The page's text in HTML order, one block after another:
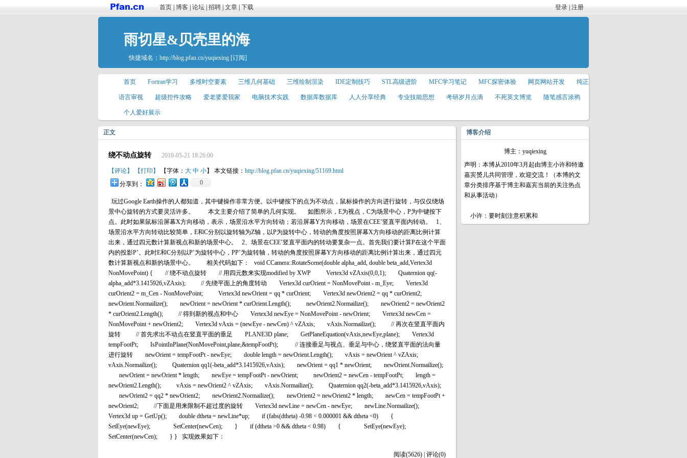
登录 注册
首页 博客 论坛 招聘 文章 下载
雨切星&贝壳里的海
快捷域名： http://blog.pfan.cn/yuqiexing [订阅]
首页 Fortran学习 多维时空要素 三维几何基础 三维绘制渲染 IDE定制技巧 STL高级进阶 MFC学习笔记 MFC探密体验 网页网站开发 纯正
语言审视 超级控件攻略 爱老婆爱我家 电脑技术实践 数据库数据库 人人分享经典 专业技能思想 考研岁月点滴 不死英文博览 随笔感言涂鸦
个人爱好展示
博客介绍
博主：yuqiexing
声明：本博从2010年3月起由博主小许和特邀
嘉宾赟儿共同管理，欢迎交流！（本博的文
章分类排序基于博主和嘉宾当前的关注热点
和从事活动）
小许：要时刻注意积累和
正文
绕不动点旋转 2010-05-21 18:26:00
【评论】 【打印】 【字体： 大 中 小】 本文链接： http://blog.pfan.cn/yuqiexing/51169.html
分享到：
0
玩过Google Earth操作的人都知道，其中键操作非常方便。以中键按下的点为不动点，鼠标操作的方向进行旋转，与仅仅绕场
景中心旋转的方式要灵活许多。 本文主要介绍了简单的几何实现。 如图所示，E为视点，C为场景中心，P为中键按下
点。此时如果鼠标沿屏幕X方向移动，表示，场景沿水平方向转动；若沿屏幕Y方向移动，场景在CEE’竖直平面内转动。 1、
场景沿水平方向转动比较简单，E和C分别以旋转轴为Z轴，以P为旋转中心，转动的角度按照屏幕X方向移动的距离比例计算
出来，通过四元数计算新视点和新的场景中心。 2、场景在CEE’竖直平面内的转动要复杂一点。首先我们要计算P在这个平面
内的投影P’。此时E和C分别以P’为旋转中心，PP’为旋转轴，转动的角度按照屏幕Y方向移动的距离比例计算出来，通过四元
数计算新视点和新的场景中心。 相关代码如下： void CCamera::RotateScene(double alpha_add, double beta_add,Vertex3d
NonMovePoint) { // 绕不动点旋转 // 用四元数来实现modified by XWP Vertex3d vZAxis(0,0,1); Quaternion qq(-
alpha_add*3.1415926,vZAxis); // 先绕平面上的角度转动 Vertex3d curOrient = NonMovePoint - m_Eye; Vertex3d
curOrient2 = m_Cen - NonMovePoint; Vertex3d newOrient = qq * curOrient; Vertex3d newOrient2 = qq * curOrient2;
newOrient.Normailize(); newOrient = newOrient * curOrient.Length(); newOrient2.Normailize(); newOrient2 = newOrient2
* curOrient2.Length(); // 得到新的视点和中心 Vertex3d newEye = NonMovePoint - newOrient; Vertex3d newCen =
NonMovePoint + newOrient2; Vertex3d vAxis = (newEye - newCen) ^ vZAxis; vAxis.Normailize(); // 再次在竖直平面内
旋转 // 首先求出不动点在竖直平面的垂足 PLANE3D plane; GetPlaneEquation(vAxis,newEye,plane); Vertex3d
tempFootPt; IsPointInPlane(NonMovePoint,plane,&tempFootPt); // 连接垂足与视点、垂足与中心，绕竖直平面的法向量
进行旋转 newOrient = tempFootPt - newEye; double length = newOrient.Length(); vAxis = newOrient ^ vZAxis;
vAxis.Normailize(); Quaternion qq1(-beta_add*3.1415926,vAxis); newOrient = qq1 * newOrient; newOrient.Normailize();
newOrient = newOrient * length; newEye = tempFootPt - newOrient; newOrient2 = newCen - tempFootPt; length =
newOrient2.Length(); vAxis = newOrient2 ^ vZAxis; vAxis.Normailize(); Quaternion qq2(-beta_add*3.1415926,vAxis);
newOrient2 = qq2 * newOrient2; newOrient2.Normailize(); newOrient2 = newOrient2 * length; newCen = tempFootPt +
newOrient2; //下面是用来限制不超过度的旋转 Vertex3d newLine = newCen - newEye; newLine.Normailize();
Vertex3d up = GetUp(); double dtheta = newLine*up; if (fabs(dtheta) -0.98 < 0.000001 && dtheta <0) {
SetEye(newEye); SetCenter(newCen); } if (dtheta >0 && dtheta < 0.98) { SetEye(newEye);
SetCenter(newCen); } } 实现效果如下：
阅读(5626) | 评论(0)